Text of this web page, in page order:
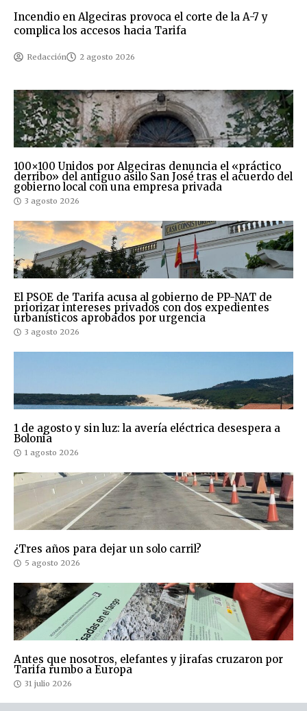
Incendio en Algeciras provoca el corte de la A-7 y
complica los accesos hacia Tarifa
Redacción 2 agosto 2026
100×100 Unidos por Algeciras denuncia el «práctico
derribo» del antiguo asilo San José tras el acuerdo del
gobierno local con una empresa privada
3 agosto 2026
El PSOE de Tarifa acusa al gobierno de PP-NAT de
priorizar intereses privados con dos expedientes
urbanísticos aprobados por urgencia
3 agosto 2026
1 de agosto y sin luz: la avería eléctrica desespera a
Bolonia
1 agosto 2026
¿Tres años para dejar un solo carril?
5 agosto 2026
Antes que nosotros, elefantes y jirafas cruzaron por
Tarifa rumbo a Europa
31 julio 2026